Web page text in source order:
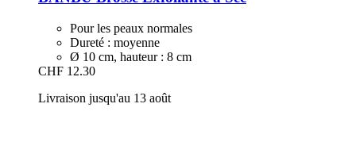
Pour les peaux normales
Dureté : moyenne
Ø 10 cm, hauteur : 8 cm
CHF 12.30
Livraison jusqu'au 13 août